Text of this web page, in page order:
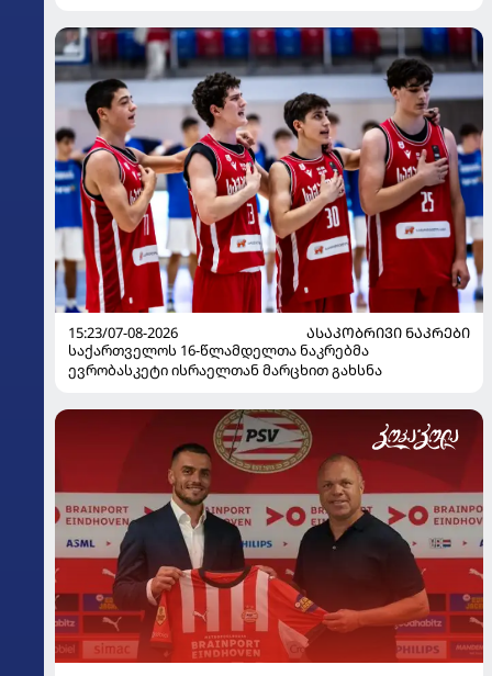
15:23/07-08-2026
ᲐᲡᲐᲙᲝᲑᲠᲘᲕᲘ ᲜᲐᲙᲠᲔᲑᲘ
საქართველოს 16-წლამდელთა ნაკრებმა
ევრობასკეტი ისრაელთან მარცხით გახსნა